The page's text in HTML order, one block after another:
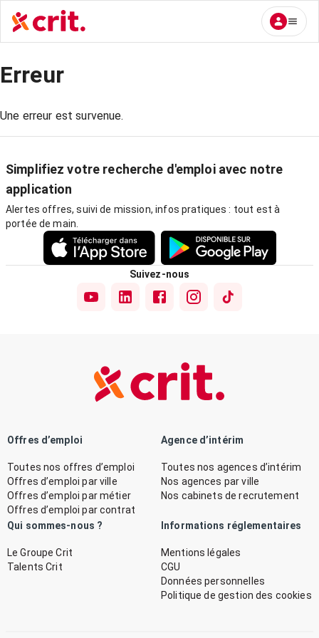
Erreur
Une erreur est survenue.
Simplifiez votre recherche d'emploi avec notre
application
Alertes offres, suivi de mission, infos pratiques : tout est à
portée de main.
Suivez-nous
Offres d’emploi
Toutes nos offres d’emploi
Offres d’emploi par ville
Offres d’emploi par métier
Offres d’emploi par contrat
Agence d’intérim
Toutes nos agences d’intérim
Nos agences par ville
Nos cabinets de recrutement
Qui sommes-nous ?
Le Groupe Crit
Talents Crit
Informations réglementaires
Mentions légales
CGU
Données personnelles
Politique de gestion des cookies